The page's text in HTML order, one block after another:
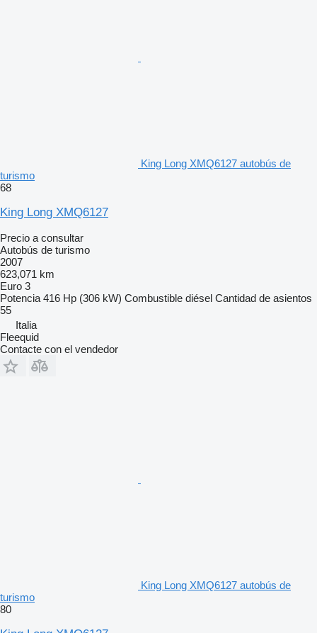
King Long XMQ6127 autobús de
turismo
68
King Long XMQ6127
Precio a consultar
Autobús de turismo
2007
623,071 km
Euro 3
Potencia 416 Hp (306 kW) Combustible diésel Cantidad de asientos
55
Italia
Fleequid
Contacte con el vendedor
King Long XMQ6127 autobús de
turismo
80